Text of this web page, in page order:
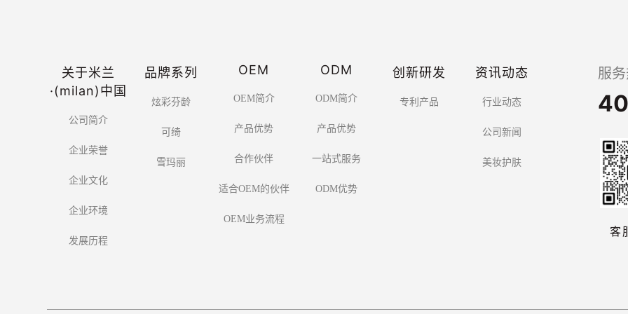
关于米兰
·(milan)中国
公司简介
企业荣誉
企业文化
企业环境
发展历程
品牌系列
炫彩芬龄
可绮
雪玛丽
OEM
OEM简介
产品优势
合作伙伴
适合OEM的伙伴
OEM业务流程
ODM
ODM简介
产品优势
一站式服务
ODM优势
创新研发
专利产品
资讯动态
行业动态
公司新闻
美妆护肤
服
客